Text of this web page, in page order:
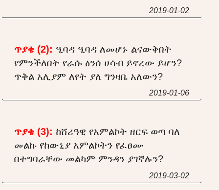
2019-01-02
ጥያቄ (2): ዒባዳ ዒባዳ ለመሆኑ ልናውቅበት
የምንችለበት የራሱ ፅንሰ ሀሳብ ይኖረው ይሆን?
ጥቅል አሊያም ለየት ያለ ግንዛቤ አለውን?
2019-01-06
ጥያቄ (3): ከሸሪዓዊ የአምልኮት ዘርፍ ወጣ ባለ
መልኩ የከውኒያ አምልኮትን የፈፀሙ
በተግባራቸው መልካም ምንዳን ያገኛሉን?
2019-03-02